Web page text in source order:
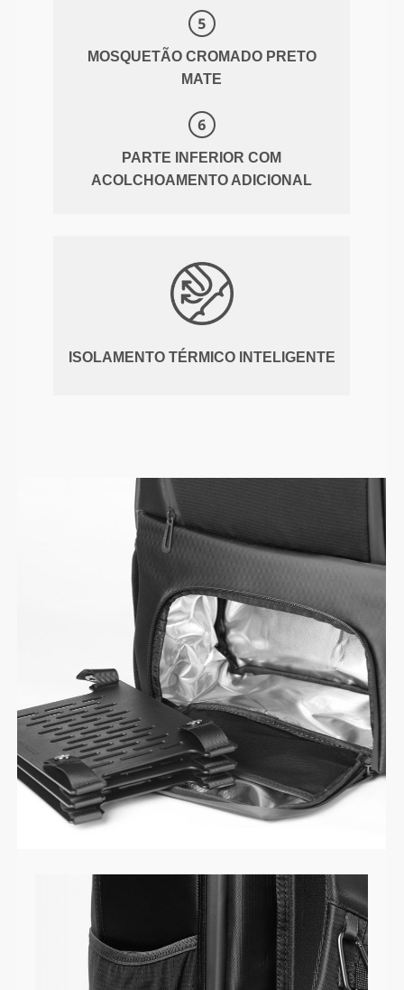
MOSQUETÃO CROMADO PRETO
MATE
PARTE INFERIOR COM
ACOLCHOAMENTO ADICIONAL
ISOLAMENTO TÉRMICO INTELIGENTE